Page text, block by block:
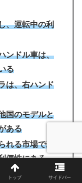
、運転中の利
ンドル車は、
る
は、右ハンド
国のモデルと
ある
れる市場で親
便性にある
、日本市場向
トップ サイドバー